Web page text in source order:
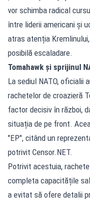
vor schimba radical
între liderii americani și
atras atenția
posibilă escaladare.
Tomahawk și sprijinul
La sediul NATO, oficialii
rachetelor de croazieră
factor decisiv în război,
situația de pe front.
"EP", citând un
potrivit Censor.NET.
Potrivit acestuia,
completa capacitățile
a evitat să ofere detalii